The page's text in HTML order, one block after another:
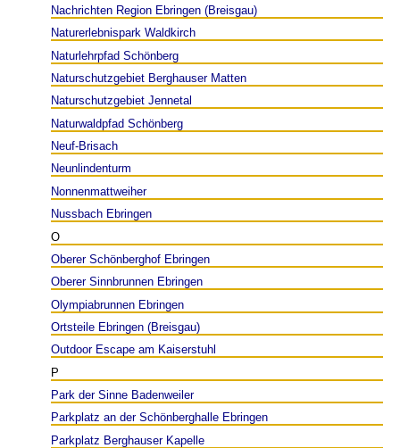
Nachrichten Region Ebringen (Breisgau)
Naturerlebnispark Waldkirch
Naturlehrpfad Schönberg
Naturschutzgebiet Berghauser Matten
Naturschutzgebiet Jennetal
Naturwaldpfad Schönberg
Neuf-Brisach
Neunlindenturm
Nonnenmattweiher
Nussbach Ebringen
O
Oberer Schönberghof Ebringen
Oberer Sinnbrunnen Ebringen
Olympiabrunnen Ebringen
Ortsteile Ebringen (Breisgau)
Outdoor Escape am Kaiserstuhl
P
Park der Sinne Badenweiler
Parkplatz an der Schönberghalle Ebringen
Parkplatz Berghauser Kapelle